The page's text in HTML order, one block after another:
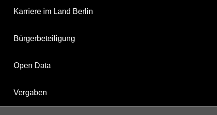
Karriere im Land Berlin
Bürgerbeteiligung
Open Data
Vergaben